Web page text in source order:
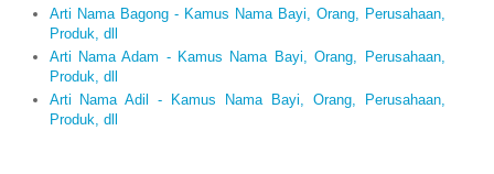
Arti Nama Bagong - Kamus Nama Bayi, Orang, Perusahaan,
Produk, dll
Arti Nama Adam - Kamus Nama Bayi, Orang, Perusahaan,
Produk, dll
Arti Nama Adil - Kamus Nama Bayi, Orang, Perusahaan,
Produk, dll